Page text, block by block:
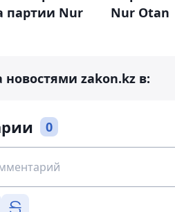
партии Nur
Nur Otan
новостями zakon.kz в:
0